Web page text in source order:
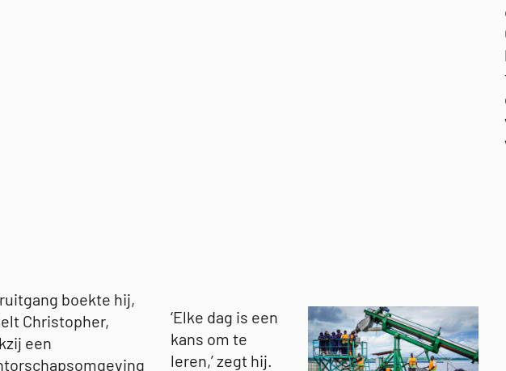
boekte hij,
Christopher,
een
‘Elke dag is een
kans om te
leren,’ zegt hij.